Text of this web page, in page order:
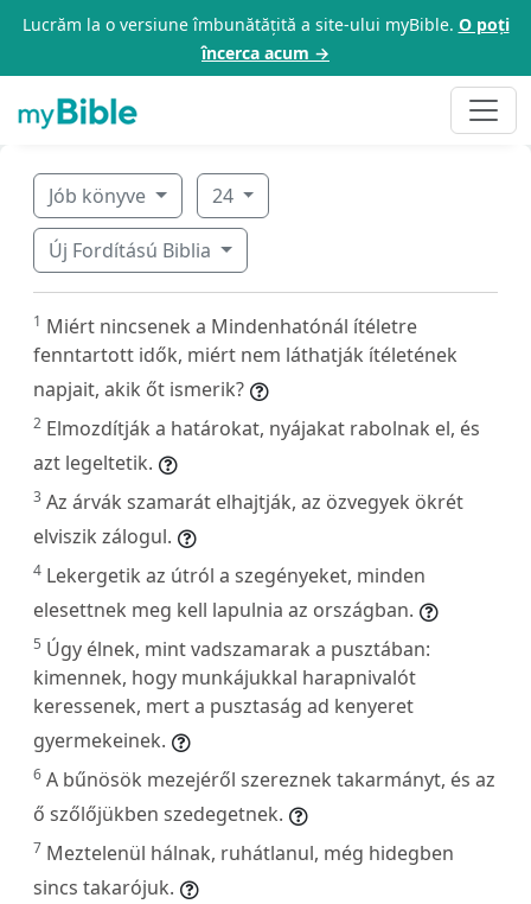
Lucrăm la o versiune îmbunătățită a site-ului myBible. O poți
încerca acum →
Jób könyve 24
Új Fordítású Biblia
1 Miért nincsenek a Mindenhatónál ítéletre
fenntartott idők, miért nem láthatják ítéletének
napjait, akik őt ismerik?
2 Elmozdítják a határokat, nyájakat rabolnak el, és
azt legeltetik.
3 Az árvák szamarát elhajtják, az özvegyek ökrét
elviszik zálogul.
4 Lekergetik az útról a szegényeket, minden
elesettnek meg kell lapulnia az országban.
5 Úgy élnek, mint vadszamarak a pusztában:
kimennek, hogy munkájukkal harapnivalót
keressenek, mert a pusztaság ad kenyeret
gyermekeinek.
6 A bűnösök mezejéről szereznek takarmányt, és az
ő szőlőjükben szedegetnek.
7 Meztelenül hálnak, ruhátlanul, még hidegben
sincs takarójuk.